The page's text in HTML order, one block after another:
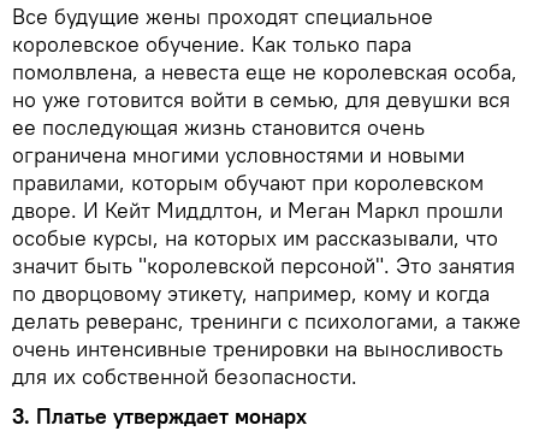
Все будущие жены проходят специальное
королевское обучение. Как только пара
помолвлена, а невеста еще не королевская особа,
но уже готовится войти в семью, для девушки вся
ее последующая жизнь становится очень
ограничена многими условностями и новыми
правилами, которым обучают при королевском
дворе. И Кейт Миддлтон, и Меган Маркл прошли
особые курсы, на которых им рассказывали, что
значит быть "королевской персоной". Это занятия
по дворцовому этикету, например, кому и когда
делать реверанс, тренинги с психологами, а также
очень интенсивные тренировки на выносливость
для их собственной безопасности.
3. Платье утверждает монарх